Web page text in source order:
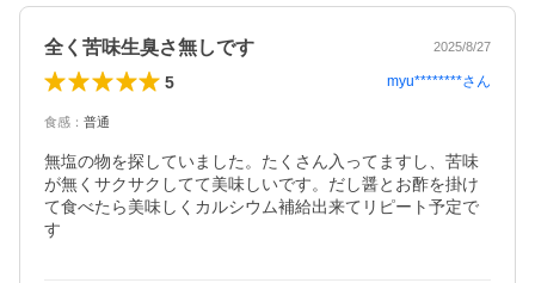
全く苦味生臭さ無しです 2025/8/27
5 myu********さん
食感 ： 普通
無塩の物を探していました。たくさん入ってますし、苦味
が無くサクサクしてて美味しいです。だし醤とお酢を掛け
て食べたら美味しくカルシウム補給出来てリピート予定で
す